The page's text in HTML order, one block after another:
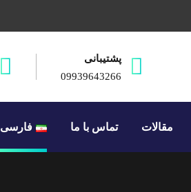
پشتیبانی
09939643266
مقالات تماس با ما فارسی